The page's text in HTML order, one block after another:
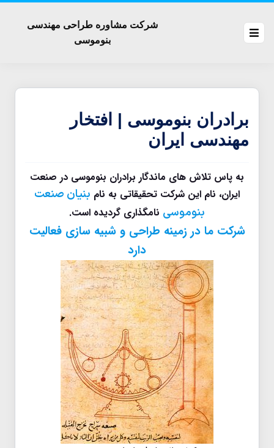
شرکت مشاوره طراحی مهندسی
بنوموسی
برادران بنوموسی | افتخار
مهندسی ایران
به پاس تلاش های ماندگار برادران بنوموسی در صنعت
ایران، نام این شرکت تحقیقاتی به نام بنیان صنعت
بنوموسی نامگذاری گردیده است.
شرکت ما در زمینه طراحی و شبیه سازی فعالیت
دارد